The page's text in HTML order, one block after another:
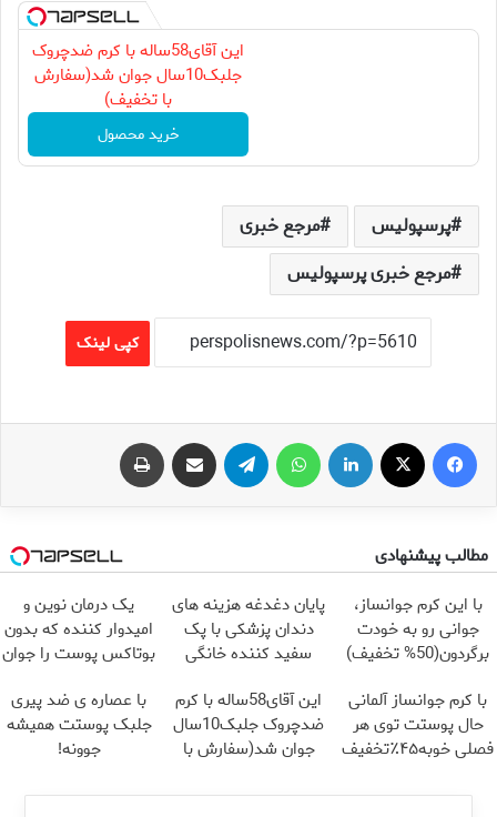
این آقای58ساله با کرم ضدچروک
جلبک10سال جوان شد(سفارش
با تخفیف)
خرید محصول
پرسپولیس
مرجع خبری
مرجع خبری پرسپولیس
کپی لینک
فیس بوک لینکدین تلگرام اشتراک گذاری از طریق ایمیل
مطالب پیشنهادی
با این کرم جوانساز،
جوانی رو به خودت
برگردون(50% تخفیف)
پایان دغدغه هزینه های
دندان پزشکی با پک
سفید کننده خانگی
یک درمان نوین و
امیدوار کننده که بدون
بوتاکس پوست را جوان
با کرم جوانساز آلمانی
حال پوستت توی هر
فصلی خوبه۴۵٪تخفیف
این آقای58ساله با کرم
ضدچروک جلبک10سال
جوان شد(سفارش با
با عصاره ی ضد پیری
جلبک پوستت همیشه
جوونه!